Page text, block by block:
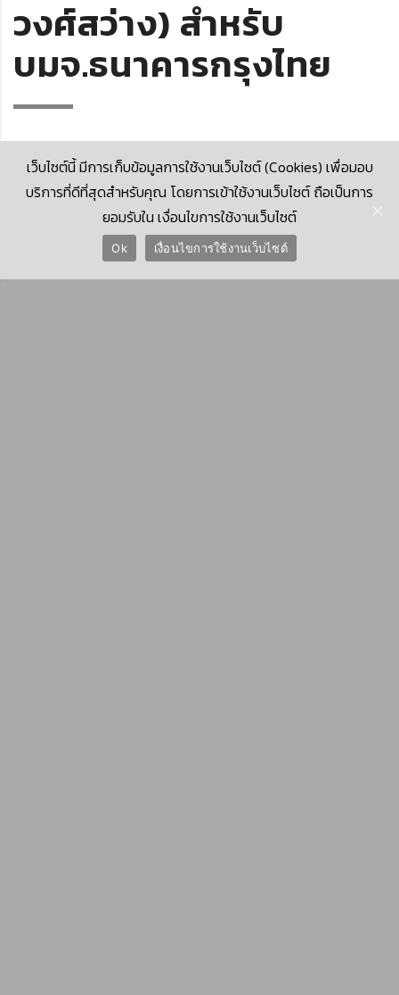
วงศ์สว่าง) สำหรับ
บมจ.ธนาคารกรุงไทย
© 2026 Krungthai Computer Services Co., Ltd. (KTCS)
เว็บไซต์นี้ มีการเก็บข้อมูลการใช้งานเว็บไซต์ (Cookies) เพื่อมอบ
บริการที่ดีที่สุดสำหรับคุณ โดยการเข้าใช้งานเว็บไซต์ ถือเป็นการ
ยอมรับใน เงื่อนไขการใช้งานเว็บไซต์
Ok เงื่อนไขการใช้งานเว็บไซต์